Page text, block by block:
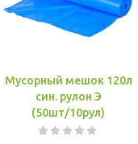
Мусорный мешок 120л
син. рулон Э
(50шт/10рул)